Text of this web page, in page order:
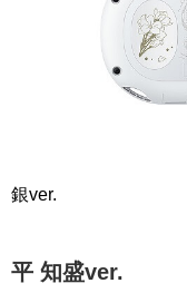
銀ver.
平 知盛ver.